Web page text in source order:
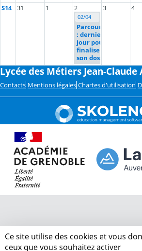
S14 31 1 2
02/04
Parcoursup
: dernier
jour pour
finaliser
son dossier
3 4
Lycée des Métiers Jean-Claude
Contacts Mentions légales Chartes d'utilisation
Ce site utilise des cookies et vous
ceux que vous souhaitez activer